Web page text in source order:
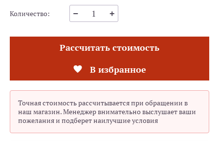
Количество:
Рассчитать стоимость
В избранное
Точная стоимость рассчитывается при обращении в
наш магазин. Менеджер внимательно выслушает ваши
пожелания и подберет наилучшие условия